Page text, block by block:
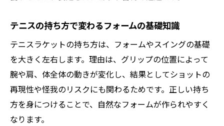
テニスグリップの種類と特徴を徹底比較
テニス初心者向けグリップ選びの基準
プロも使うテニスグリップの選び方解説
イースタングリップ・コンチネンタル比較
握り方で変わるテニスグリップの使い分け
ラケット握り方で子どもの才能を伸ばす方法
テニスの持ち方で変わるフォームの基礎知識
テニスラケットの持ち方は、フォームやスイングの基礎
を大きく左右します。理由は、グリップの位置によって
腕や肩、体全体の動きが変化し、結果としてショットの
再現性や怪我のリスクにも関わるためです。正しい持ち
方を身につけることで、自然なフォームが作られやすく
なります。